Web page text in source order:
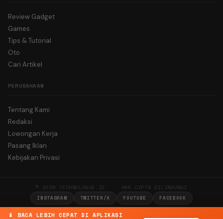
📱 BACA LEBIH CEPAT DI APLIKASI
Review Gadget
Games
Tips & Tutorial
Oto
Cari Artikel
PERUSAHAAN
Tentang Kami
Redaksi
Lowongan Kerja
Pasang Iklan
Kebijakan Privasi
© 2026 TECHNOLOGUE.ID · HAK CIPTA DILINDUNGI
INSTAGRAM TWITTER/X YOUTUBE FACEBOOK